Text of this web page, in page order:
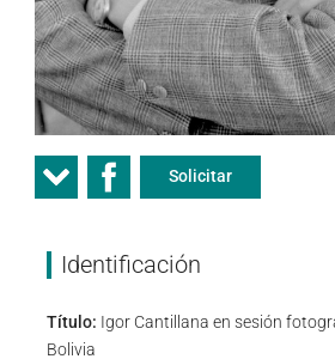
Solicitar
Identificación
Título: Igor Cantillana en sesión
Bolivia